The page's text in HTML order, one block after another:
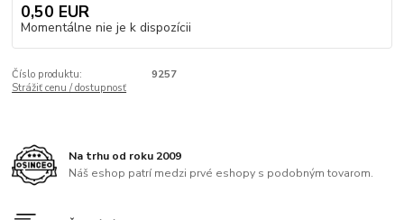
0,50 EUR
Momentálne nie je k dispozícii
Číslo produktu:
9257
Strážiť cenu / dostupnosť
Na trhu od roku 2009
Náš eshop patrí medzi prvé eshopy s podobným tovarom.